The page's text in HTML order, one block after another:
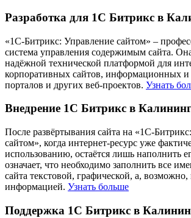
Разработка для 1С Битрикс в
«1С-Битрикс: Управление сайтом» –
система управления содержимым сайта.
надёжной технической платформой для
корпоративных сайтов, информационных
порталов и других веб-проектов. Узнать
Внедрение 1С Битрикс в
После развёртывания сайта на «1С-
сайтом», когда интернет-ресурс уже
использованию, остаётся лишь наполнить
означает, что необходимо заполнить все
сайта текстовой, графической, а, возможно,
информацией. Узнать больше
Поддержка 1С Битрикс в